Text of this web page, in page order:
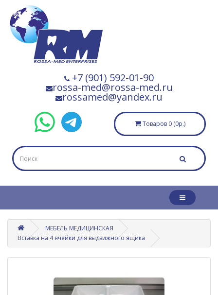
+7 (901) 592-01-90
rossa-med@rossa-med.ru
rossamed@yandex.ru
Товаров 0 (0р.)
МЕБЕЛЬ МЕДИЦИНСКАЯ
Вставка на 4 ячейки для выдвижного ящика